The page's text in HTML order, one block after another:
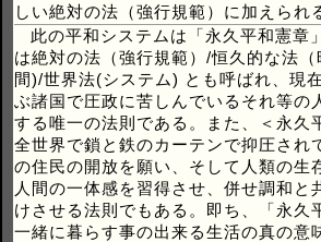
しい絶対の法（強行規範）に加えられ
此の平和システムは「永久平和憲章
は絶対の法（強行規範）/恒久的な法
間)/世界法(システム) とも呼ばれ、現
ぶ諸国で圧政に苦しんでいるそれ等の
する唯一の法則である。また、＜永久
全世界で鎖と鉄のカーテンで抑圧され
の住民の開放を願い、そして人類の生
人間の一体感を習得させ、併せ調和と
けさせる法則でもある。即ち、「永久
一緒に暮らす事の出来る生活の真の意